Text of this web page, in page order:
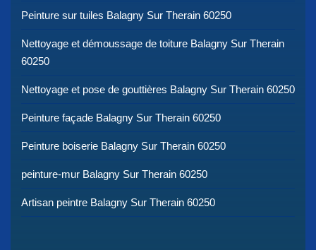
Peinture sur tuiles Balagny Sur Therain 60250
Nettoyage et démoussage de toiture Balagny Sur Therain
60250
Nettoyage et pose de gouttières Balagny Sur Therain 60250
Peinture façade Balagny Sur Therain 60250
Peinture boiserie Balagny Sur Therain 60250
peinture-mur Balagny Sur Therain 60250
Artisan peintre Balagny Sur Therain 60250